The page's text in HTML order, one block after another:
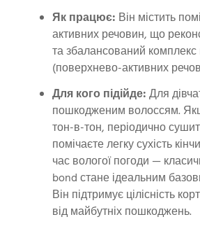
Як працює: Він містить
активних речовин, що
та збалансований
(поверхнево-активних
Для кого підійде:Для
пошкодженим волоссям.
тон-в-тон, періодично
помічаєте легку сухість
час вологої погоди —
bond стане ідеальним
Він підтримує цілісність
від майбутніх пошкоджень.